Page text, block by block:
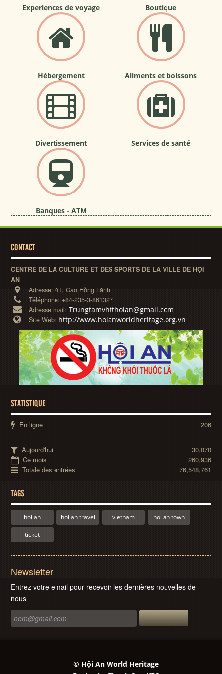
Experiences de voyage Boutique
Hébergement Aliments et boissons
Divertissement Services de santé
Banques - ATM
CONTACT
CENTRE DE LA CULTURE ET DES SPORTS DE LA VILLE DE HỘI
AN
Adresse:01, Cao Hồng Lãnh
Téléphone:+84-235-3-861327
Adresse mail:Trungtamvhtthoian@gmail.com
Site Web: http://www.hoianworldheritage.org.vn
STATISTIQUE
En ligne 206
Aujourd'hui
30,070
Ce mois
260,936
Totale des entrées
76,548,761
TAGS
hoi an hoi an travel vietnam hoi an town
ticket
Newsletter
Entrez votre email pour recevoir les dernières nouvelles de
nous
© Hội An World Heritage